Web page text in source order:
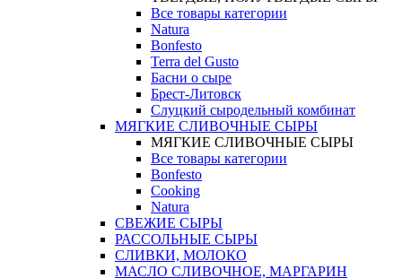
Все товары категории
Natura
Bonfesto
Terra del Gusto
Басни о сыре
Брест-Литовск
Слуцкий сыродельный комбинат
МЯГКИЕ СЛИВОЧНЫЕ СЫРЫ
МЯГКИЕ СЛИВОЧНЫЕ СЫРЫ
Все товары категории
Bonfesto
Cooking
Natura
СВЕЖИЕ СЫРЫ
РАССОЛЬНЫЕ СЫРЫ
СЛИВКИ, МОЛОКО
МАСЛО СЛИВОЧНОЕ, МАРГАРИН